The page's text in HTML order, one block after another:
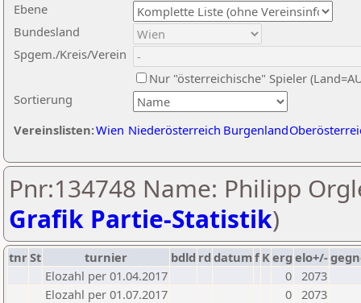
Ebene
Sortierung
Bundesland
Spgem./Kreis/Verein
Nur "österreichische" Spieler
Vereinslisten:Wien Niederösterreich Burgenland
Pnr:134748 Name: Philipp
Grafik Partie-Statistik)
tnrSt turnier bdld rd datumf Kerg elo+/-
Elozahl per 01.04.2017
0 2073
Elozahl per 01.07.2017
0 2073